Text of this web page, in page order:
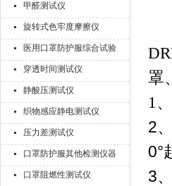
甲醛测试仪
旋转式色牢度摩擦仪
医用口罩防护服综合试验
机
穿透时间测试仪
静酸压测试仪
织物感应静电测试仪
压力差测试仪
口罩防护服其他检测仪器
口罩阻燃性测试仪
罩
1
2
0°
3